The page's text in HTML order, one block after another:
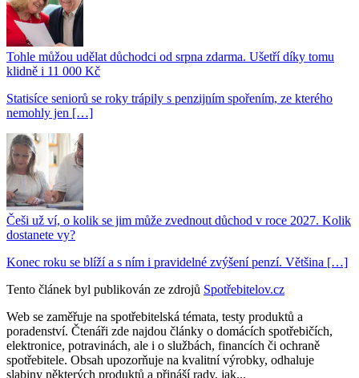
Tohle můžou udělat důchodci od srpna zdarma. Ušetří díky tomu
klidně i 11 000 Kč
Statisíce seniorů se roky trápily s penzijním spořením, ze kterého
nemohly jen […]
Češi už ví, o kolik se jim může zvednout důchod v roce 2027. Kolik
dostanete vy?
Konec roku se blíží a s ním i pravidelné zvýšení penzí. Většina […]
Tento článek byl publikován ze zdrojů Spotřebitelov.cz
Web se zaměřuje na spotřebitelská témata, testy produktů a
poradenství. Čtenáři zde najdou články o domácích spotřebičích,
elektronice, potravinách, ale i o službách, financích či ochraně
spotřebitele. Obsah upozorňuje na kvalitní výrobky, odhaluje
slabiny některých produktů a přináší rady, jak...